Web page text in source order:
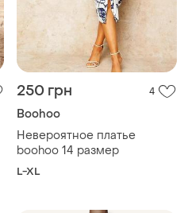
250 грн 4
Boohoo
Невероятное платье
boohoo 14 размер
L-XL